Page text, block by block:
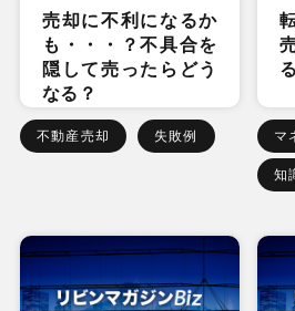
売却に不利になるか
も・・・？不具合を
隠して売ったらどう
なる？
不動産売却 失敗例 マ
知